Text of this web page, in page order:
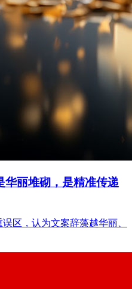
华丽堆砌，是精准传递
区，认为文案辞藻越华丽、